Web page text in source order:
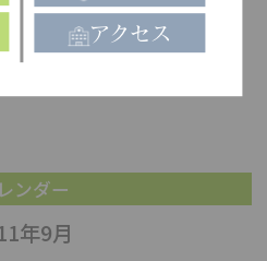
ンダー
年9月
アクセス